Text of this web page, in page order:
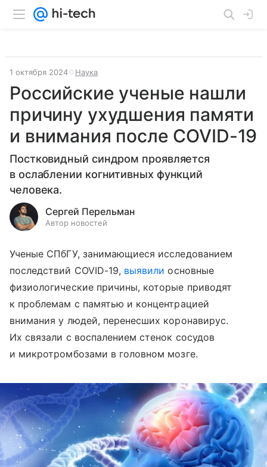
1 октября 2024 Наука
Российские ученые нашли
причину ухудшения памяти
и внимания после COVID-19
Постковидный синдром проявляется
в ослаблении когнитивных функций
человека.
Сергей Перельман
Автор новостей
Ученые СПбГУ, занимающиеся исследованием
последствий COVID-19, выявили основные
физиологические причины, которые приводят
к проблемам с памятью и концентрацией
внимания у людей, перенесших коронавирус.
Их связали с воспалением стенок сосудов
и микротромбозами в головном мозге.